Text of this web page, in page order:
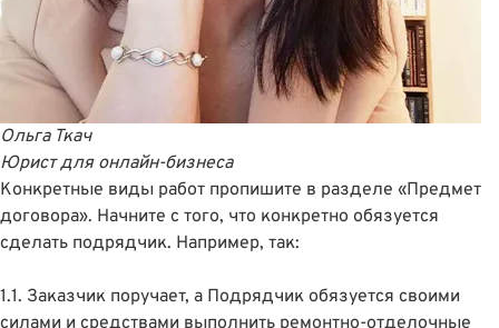
Ольга Ткач
Юрист для онлайн-бизнеса
Конкретные виды работ пропишите в разделе «Предмет
договора». Начните с того, что конкретно обязуется
сделать подрядчик. Например, так:
1.1. Заказчик поручает, а Подрядчик обязуется своими